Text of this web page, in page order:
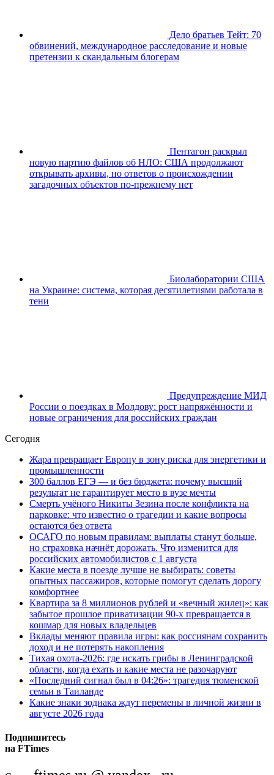
Дело братьев Тейт: 70
обвинений, международное расследование и новые
претензии к скандальным блогерам
Пентагон раскрыл
новую партию файлов об НЛО: США продолжают
открывать архивы, но ответов о происхождении
загадочных объектов по-прежнему нет
Биолаборатории США
на Украине: система, которая десятилетиями работала в
тени
Предупреждение МИД
России о поездках в Молдову: рост напряжённости и
новые ограничения для российских граждан
Сегодня
Жара превращает Европу в зону риска для энергетики и
промышленности
300 баллов ЕГЭ — и без бюджета: почему высший
результат не гарантирует место в вузе мечты
Смерть учёного Никиты Зезина после конфликта на
парковке: что известно о трагедии и какие вопросы
остаются без ответа
ОСАГО по новым правилам: выплаты станут больше,
но страховка начнёт дорожать. Что изменится для
российских автомобилистов с 1 августа
Какие места в поезде лучше не выбирать: советы
опытных пассажиров, которые помогут сделать дорогу
комфортнее
Квартира за 8 миллионов рублей и «вечный жилец»: как
забытое прошлое приватизации 90-х превращается в
кошмар для новых владельцев
Вклады меняют правила игры: как россиянам сохранить
доход и не потерять накопления
Тихая охота-2026: где искать грибы в Ленинградской
области, когда ехать и какие места не разочаруют
«Последний сигнал был в 04:26»: трагедия тюменской
семьи в Таиланде
Какие знаки зодиака ждут перемены в личной жизни в
августе 2026 года
Подпишитесь
на FTimes